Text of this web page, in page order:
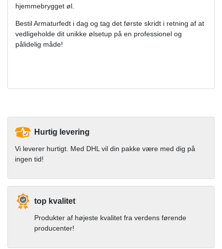
hjemmebrygget øl.
Bestil Armaturfedt i dag og tag det første skridt i retning af at
vedligeholde dit unikke ølsetup på en professionel og
pålidelig måde!
Hurtig levering
Vi leverer hurtigt. Med DHL vil din pakke være med dig på
ingen tid!
top kvalitet
Produkter af højeste kvalitet fra verdens førende
producenter!